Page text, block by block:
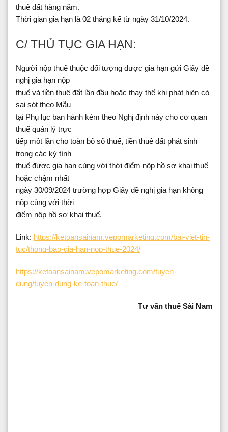
thuê đất hàng năm.
Thời gian gia hạn là 02 tháng kể từ ngày 31/10/2024.
C/ THỦ TỤC GIA HẠN:
Người nộp thuế thuộc đối tượng được gia hạn gửi Giấy đề
nghị gia hạn nộp
thuế và tiền thuê đất lần đầu hoặc thay thế khi phát hiện có
sai sót theo Mẫu
tại Phụ lục ban hành kèm theo Nghị định này cho cơ quan
thuế quản lý trực
tiếp một lần cho toàn bộ số thuế, tiền thuê đất phát sinh
trong các kỳ tính
thuế được gia hạn cùng với thời điểm nộp hồ sơ khai thuế
hoặc chậm nhất
ngày 30/09/2024 trường hợp Giấy đề nghị gia hạn không
nộp cùng với thời
điểm nộp hồ sơ khai thuế.
Link: https://ketoansainam.vepomarketing.com/bai-viet-tin-
tuc/thong-bao-gia-han-nop-thue-2024/
https://ketoansainam.vepomarketing.com/tuyen-
dung/tuyen-dung-ke-toan-thue/
Tư vấn thuế Sài Nam